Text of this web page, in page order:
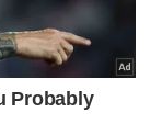
removida,
da grade ou